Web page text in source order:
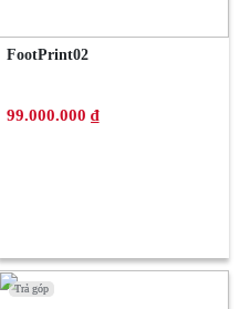
FootPrint02
99.000.000 ₫
Trả góp
Trả góp